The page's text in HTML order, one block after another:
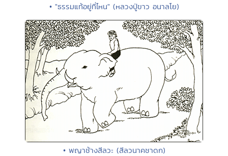
• "ธรรมแท้อยู่ที่ไหน" (หลวงปู่ขาว อนาลโย)
• พญาช้างสีลวะ (สีลวนาคชาดก)